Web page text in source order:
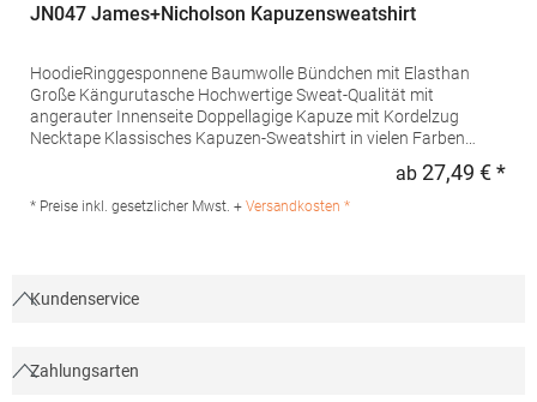
JN047 James+Nicholson Kapuzensweatshirt
HoodieRinggesponnene Baumwolle Bündchen mit Elasthan
Große Kängurutasche Hochwertige Sweat-Qualität mit
angerauter Innenseite Doppellagige Kapuze mit Kordelzug
Necktape Klassisches Kapuzen-Sweatshirt in vielen Farben
g/m²Materialzusammensetzung: 80% Baumwolle / 20%
PolyesterAngaben zur Produktsicherheit: Herst.-Nr.:
ab 27,49 € *
* Preise inkl. gesetzlicher Mwst. + Versandkosten *
Kundenservice
Zahlungsarten